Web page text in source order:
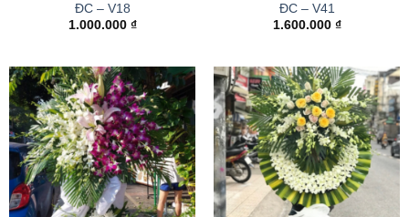
ĐC – V18
1.000.000 ₫
ĐC – V41
1.600.000 ₫